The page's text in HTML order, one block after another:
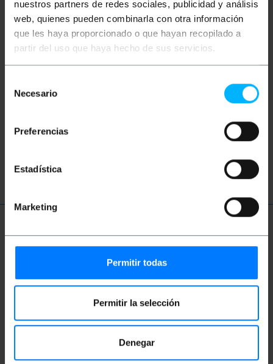
nuestros partners de redes sociales, publicidad y análisis
web, quienes pueden combinarla con otra información
que les haya proporcionado o que hayan recopilado a
partir del uso que haya hecho de sus servicios.
Necesario
Preferencias
Estadística
Marketing
Permitir todas
Permitir la selección
Denegar
Vídeos
Termos técnicos
Impedância
Bluetooth
MicroUSB